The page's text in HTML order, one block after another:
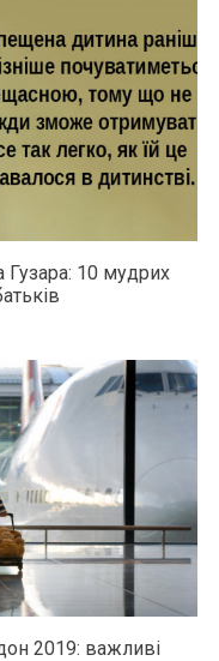
10 мудрих
2019: важливі